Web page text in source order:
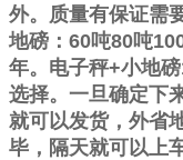
外。质量有保证需
地磅： 60吨80吨
年。电子秤+小地磅
选择。一旦确定下
就可以发货，外省
毕，隔天就可以上